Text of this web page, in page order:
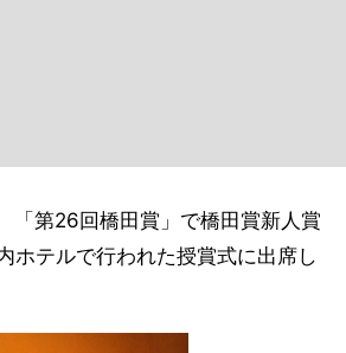
「第26回橋田賞」で橋田賞新人賞
ホテルで行われた授賞式に出席し